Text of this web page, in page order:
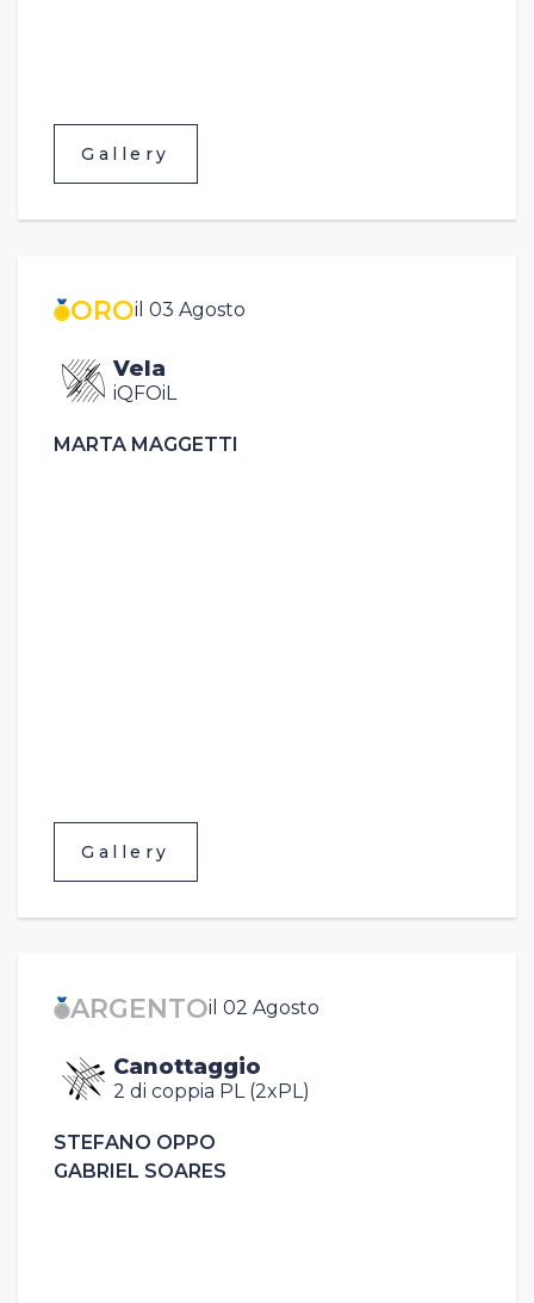
Gallery
OROil 03 Agosto
Vela
iQFOiL
MARTA MAGGETTI
Gallery
ARGENTOil 02 Agosto
Canottaggio
2 di coppia PL (2xPL)
STEFANO OPPO
GABRIEL SOARES